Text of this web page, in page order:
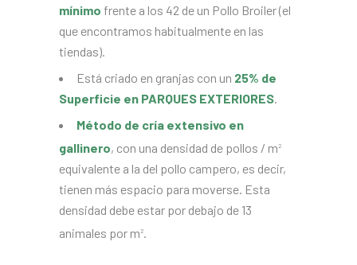
mínimo frente a los 42 de un Pollo Broiler (el
que encontramos habitualmente en las
tiendas).
Está criado en granjas con un 25% de
Superficie en PARQUES EXTERIORES
Método de cría extensivo en
gallinero, con una densidad de pollos / m 2
equivalente a la del pollo campero, es decir,
tienen más espacio para moverse. Esta
densidad debe estar por debajo de 13
animales por m 2.